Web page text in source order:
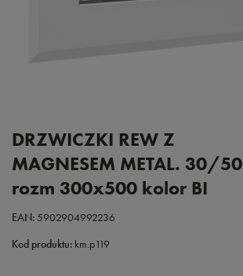
DRZWICZKI REW Z
MAGNESEM METAL. 30/50
rozm 300x500 kolor BI
EAN:5902904992236
Kod produktu: km.p119